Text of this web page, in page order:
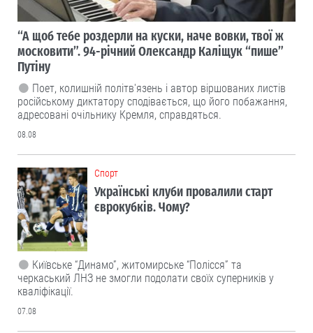
“А щоб тебе роздерли на куски, наче вовки, твої ж
московити”. 94-річний Олександр Каліщук “пише”
Путіну
Поет, колишній політв'язень і автор віршованих листів
російському диктатору сподівається, що його побажання,
адресовані очільнику Кремля, справдяться.
08.08
Cпорт
Українські клуби провалили старт
єврокубків. Чому?
Київське “Динамо”, житомирське “Полісся” та
черкаський ЛНЗ не змогли подолати своїх суперників у
кваліфікації.
07.08